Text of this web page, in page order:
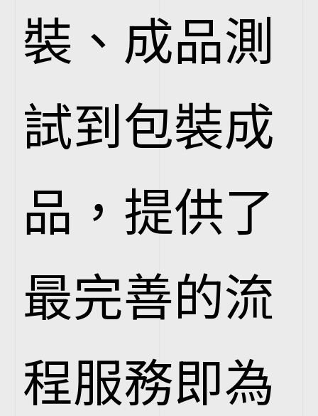
裝、成品測
試到包裝成
品，提供了
最完善的流
程服務即為